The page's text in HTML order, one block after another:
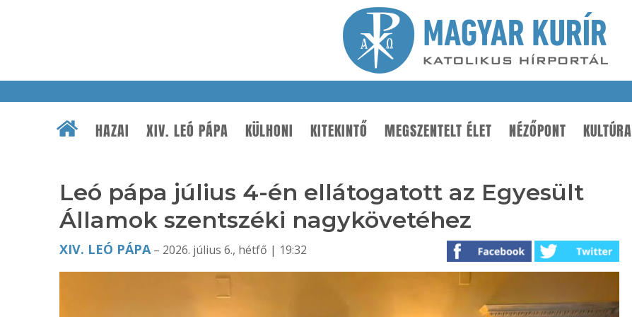
HAZAI XIV. LEÓ PÁPA KÜLHONI KITEKINTŐ MEGSZENTELT ÉLET NÉZŐPONT KULTÚRA
Leó pápa július 4-én ellátogatott az Egyesült
Államok szentszéki nagykövetéhez
XIV. LEÓ PÁPA– 2026. július 6., hétfő | 19:32